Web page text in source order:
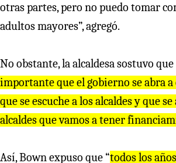
otras partes, pero no puedo tomar
adultos mayores”, agregó.
No obstante, la alcaldesa sostuvo que
importante que el gobierno se abra
que se escuche a los alcaldes y que
alcaldes que vamos a tener
Así, Bown expuso que “todos los